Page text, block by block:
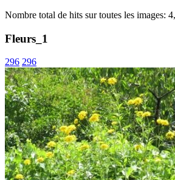
Nombre total de hits sur toutes les images:
Fleurs_1
296 296